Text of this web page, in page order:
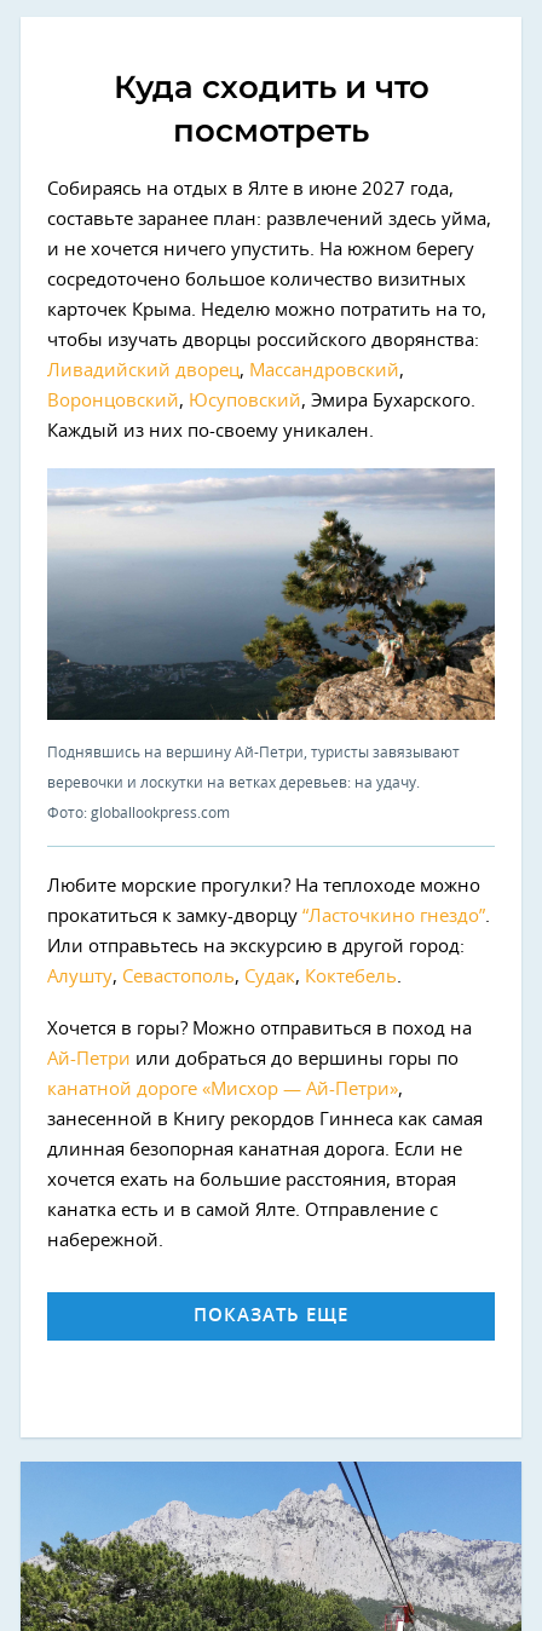
Куда сходить и что
посмотреть
Собираясь на отдых в Ялте в июне 2027 года,
составьте заранее план: развлечений здесь уйма,
и не хочется ничего упустить. На южном берегу
сосредоточено большое количество визитных
карточек Крыма. Неделю можно потратить на то,
чтобы изучать дворцы российского дворянства:
Ливадийский дворец, Массандровский,
Воронцовский, Юсуповский, Эмира Бухарского.
Каждый из них по-своему уникален.
Поднявшись на вершину Ай-Петри, туристы завязывают
веревочки и лоскутки на ветках деревьев: на удачу.
Фото: globallookpress.com
Любите морские прогулки? На теплоходе можно
прокатиться к замку-дворцу “Ласточкино гнездо”.
Или отправьтесь на экскурсию в другой город:
Алушту, Севастополь, Судак, Коктебель.
Хочется в горы? Можно отправиться в поход на
Ай-Петри или добраться до вершины горы по
канатной дороге «Мисхор — Ай-Петри»,
занесенной в Книгу рекордов Гиннеса как самая
длинная безопорная канатная дорога. Если не
хочется ехать на большие расстояния, вторая
канатка есть и в самой Ялте. Отправление с
набережной.
ПОКАЗАТЬ ЕЩЕ